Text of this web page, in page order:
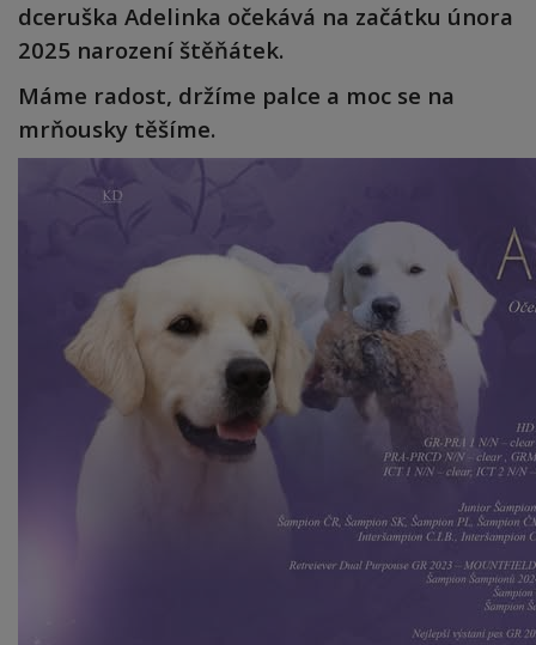
dceruška Adelinka očekává na začátku února
2025 narození štěňátek.
Máme radost, držíme palce a moc se na
mrňousky těšíme.